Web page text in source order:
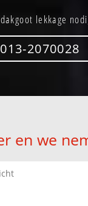
lekkage
013-2070028
en we